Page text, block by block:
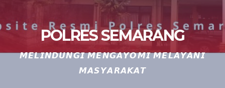
POLRES SEMARANG
𝙈𝙀𝙇𝙄𝙉𝘿𝙐𝙉𝙂𝙄 𝙈𝙀𝙉𝙂𝘼𝙔𝙊𝙈𝙄 𝙈𝙀𝙇𝘼𝙔𝘼𝙉𝙄
𝙈𝘼𝙎𝙔𝘼𝙍𝘼𝙆𝘼𝙏